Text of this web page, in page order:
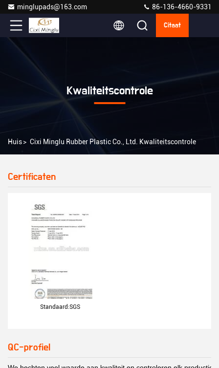
minglupads@163.com 86-136-4660-9331
Citaat
Kwaliteitscontrole
Huis> Cixi Minglu Rubber Plastic Co., Ltd. Kwaliteitscontrole
Certificaten
Standaard:SGS
QC-profiel